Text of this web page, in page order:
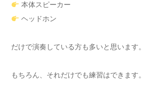
本体スピーカー
ヘッドホン
だけで演奏している方も多いと思います。
もちろん、それだけでも練習はできます。